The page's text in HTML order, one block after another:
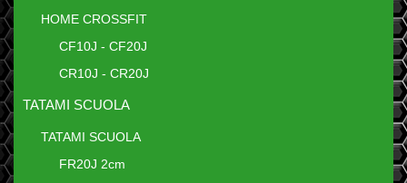
HOME CROSSFIT
CF10J - CF20J
CR10J - CR20J
TATAMI SCUOLA
TATAMI SCUOLA
FR20J 2cm